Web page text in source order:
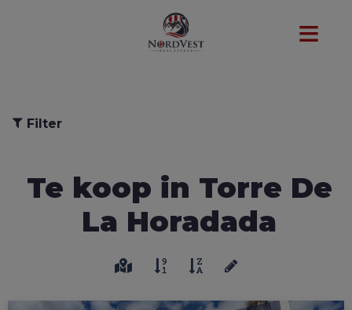
Filter
Te koop in Torre De
La Horadada